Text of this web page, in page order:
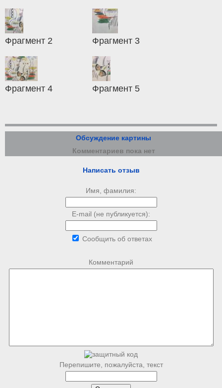
Фрагмент 2 Фрагмент 3
Фрагмент 4 Фрагмент 5
Обсуждение картины
Комментариев пока нет
Написать отзыв
Имя, фамилия:
E-mail (не публикуется):
Сообщить об ответах
Комментарий
Перепишите, пожалуйста, текст